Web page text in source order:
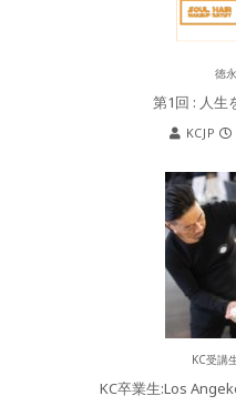
徳
第1回 : 人生
KCJP
KC受講
KC卒業生:Los